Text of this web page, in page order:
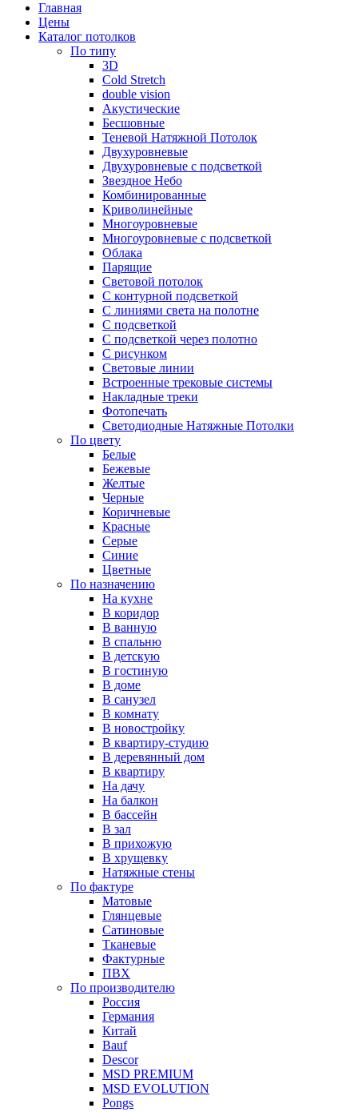
Главная
Цены
Каталог потолков
По типу
3D
Cold Stretch
double vision
Акустические
Бесшовные
Теневой Натяжной Потолок
Двухуровневые
Двухуровневые с подсветкой
Звездное Небо
Комбинированные
Криволинейные
Многоуровневые
Многоуровневые с подсветкой
Облака
Парящие
Световой потолок
С контурной подсветкой
С линиями света на полотне
С подсветкой
С подсветкой через полотно
С рисунком
Световые линии
Встроенные трековые системы
Накладные треки
Фотопечать
Светодиодные Натяжные Потолки
По цвету
Белые
Бежевые
Желтые
Черные
Коричневые
Красные
Серые
Синие
Цветные
По назначению
На кухне
В коридор
В ванную
В спальню
В детскую
В гостиную
В доме
В санузел
В комнату
В новостройку
В квартиру-студию
В деревянный дом
В квартиру
На дачу
На балкон
В бассейн
В зал
В прихожую
В хрущевку
Натяжные стены
По фактуре
Матовые
Глянцевые
Сатиновые
Тканевые
Фактурные
ПВХ
По производителю
Россия
Германия
Китай
Вauf
Descor
MSD PREMIUM
MSD EVOLUTION
Pongs